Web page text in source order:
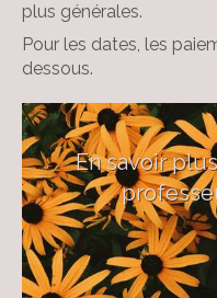
plus générales.
Pour les dates, les
dessous.
En savoir